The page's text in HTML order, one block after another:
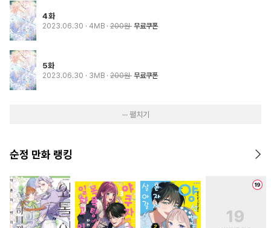
4화
2023.06.30 · 4MB 200원 무료쿠폰
5화
2023.06.30 · 3MB 200원 무료쿠폰
··· 펼치기
순정 만화 랭킹